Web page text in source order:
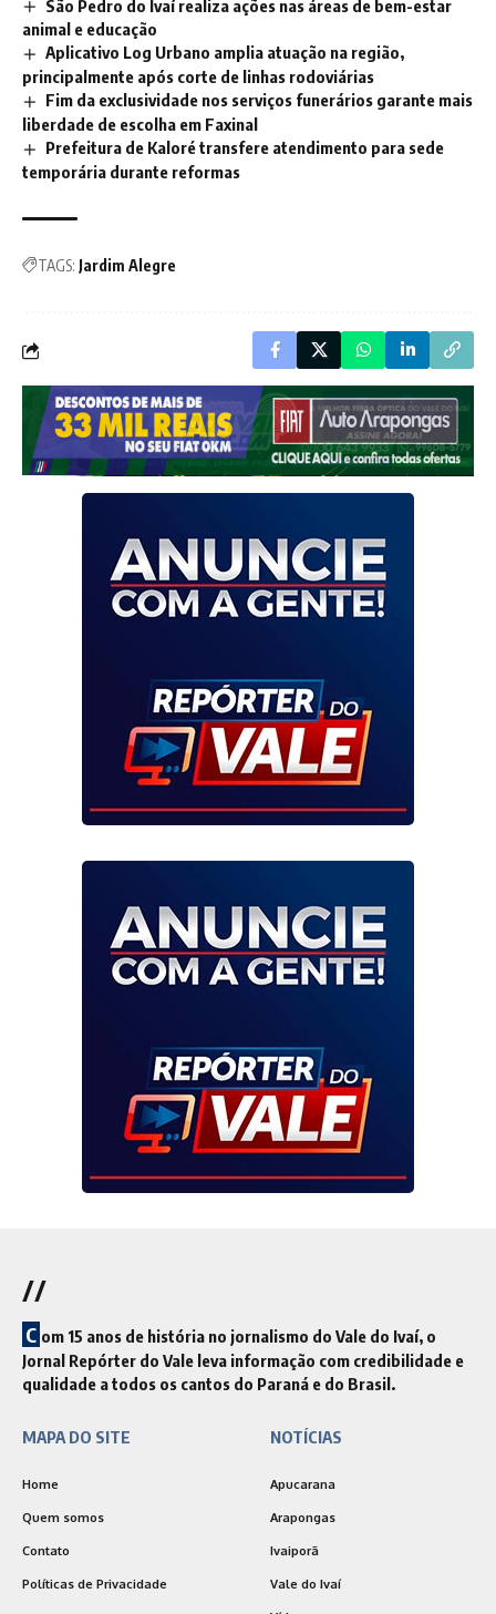
São Pedro do Ivaí realiza ações nas áreas de bem-estar
animal e educação
Aplicativo Log Urbano amplia atuação na região,
principalmente após corte de linhas rodoviárias
Fim da exclusividade nos serviços funerários garante mais
liberdade de escolha em Faxinal
Prefeitura de Kaloré transfere atendimento para sede
temporária durante reformas
TAGS: Jardim Alegre
//
C om 15 anos de história no jornalismo do Vale do Ivaí, o
Jornal Repórter do Vale leva informação com credibilidade e
qualidade a todos os cantos do Paraná e do Brasil.
MAPA DO SITE
Home
Quem somos
Contato
Políticas de Privacidade
NOTÍCIAS
Apucarana
Arapongas
Ivaiporã
Vale do Ivaí